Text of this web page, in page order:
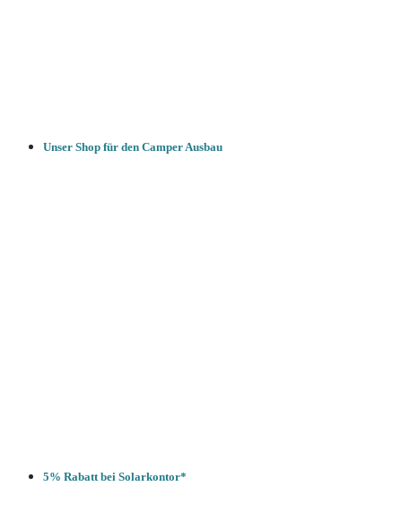
Unser Shop für den Camper Ausbau
5% Rabatt bei Solarkontor*